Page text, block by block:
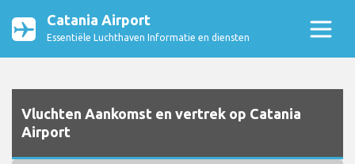
Catania Airport
Essentiële Luchthaven Informatie en diensten
Vluchten Aankomst en vertrek op Catania
Airport